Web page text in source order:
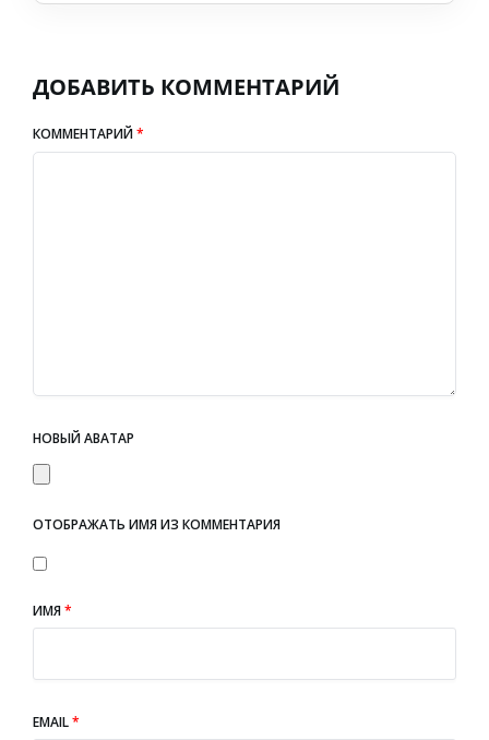
ДОБАВИТЬ КОММЕНТАРИЙ
КОММЕНТАРИЙ*
НОВЫЙ АВАТАР
ОТОБРАЖАТЬ ИМЯ ИЗ КОММЕНТАРИЯ
ИМЯ*
EMAIL*